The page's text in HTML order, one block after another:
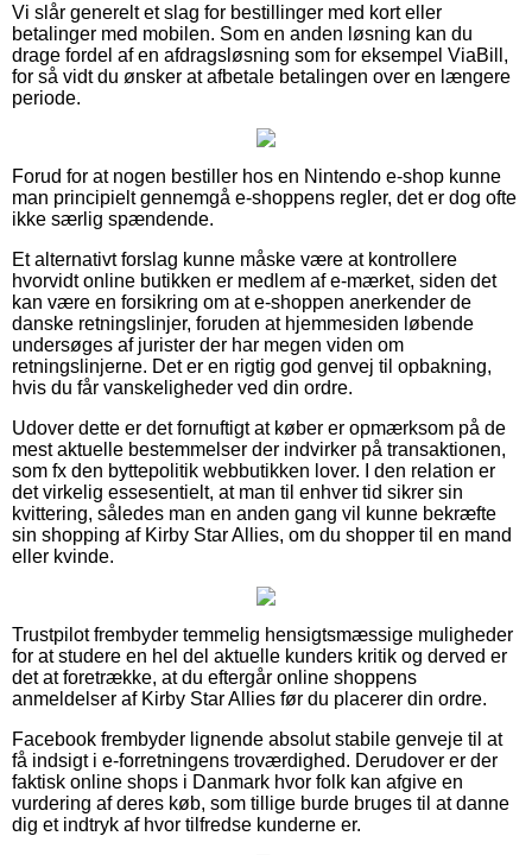
Vi slår generelt et slag for bestillinger med kort eller
betalinger med mobilen. Som en anden løsning kan du
drage fordel af en afdragsløsning som for eksempel ViaBill,
for så vidt du ønsker at afbetale betalingen over en længere
periode.
Forud for at nogen bestiller hos en Nintendo e-shop kunne
man principielt gennemgå e-shoppens regler, det er dog ofte
ikke særlig spændende.
Et alternativt forslag kunne måske være at kontrollere
hvorvidt online butikken er medlem af e-mærket, siden det
kan være en forsikring om at e-shoppen anerkender de
danske retningslinjer, foruden at hjemmesiden løbende
undersøges af jurister der har megen viden om
retningslinjerne. Det er en rigtig god genvej til opbakning,
hvis du får vanskeligheder ved din ordre.
Udover dette er det fornuftigt at køber er opmærksom på de
mest aktuelle bestemmelser der indvirker på transaktionen,
som fx den byttepolitik webbutikken lover. I den relation er
det virkelig essesentielt, at man til enhver tid sikrer sin
kvittering, således man en anden gang vil kunne bekræfte
sin shopping af Kirby Star Allies, om du shopper til en mand
eller kvinde.
Trustpilot frembyder temmelig hensigtsmæssige muligheder
for at studere en hel del aktuelle kunders kritik og derved er
det at foretrække, at du eftergår online shoppens
anmeldelser af Kirby Star Allies før du placerer din ordre.
Facebook frembyder lignende absolut stabile genveje til at
få indsigt i e-forretningens troværdighed. Derudover er der
faktisk online shops i Danmark hvor folk kan afgive en
vurdering af deres køb, som tillige burde bruges til at danne
dig et indtryk af hvor tilfredse kunderne er.